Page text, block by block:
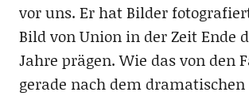
vor uns. Er hat Bilder
Bild von Union in der Zeit Ende
Jahre prägen. Wie das von den
gerade nach dem dramatischen